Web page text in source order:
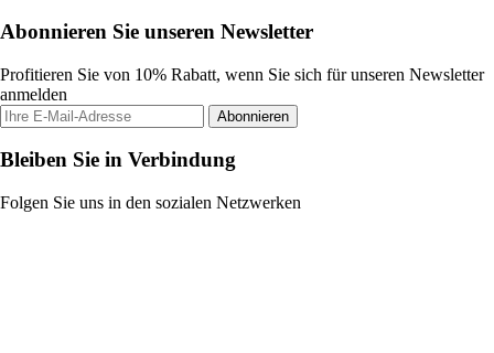
Abonnieren Sie unseren Newsletter
Profitieren Sie von 10% Rabatt, wenn Sie sich für unseren Newsletter
anmelden
Abonnieren
Bleiben Sie in Verbindung
Folgen Sie uns in den sozialen Netzwerken